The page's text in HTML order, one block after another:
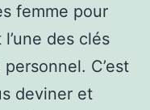
femme pour
des clés
C’est
deviner et